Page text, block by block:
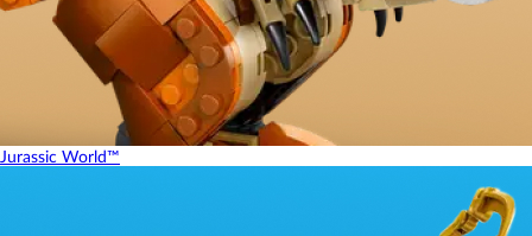
Jurassic World™